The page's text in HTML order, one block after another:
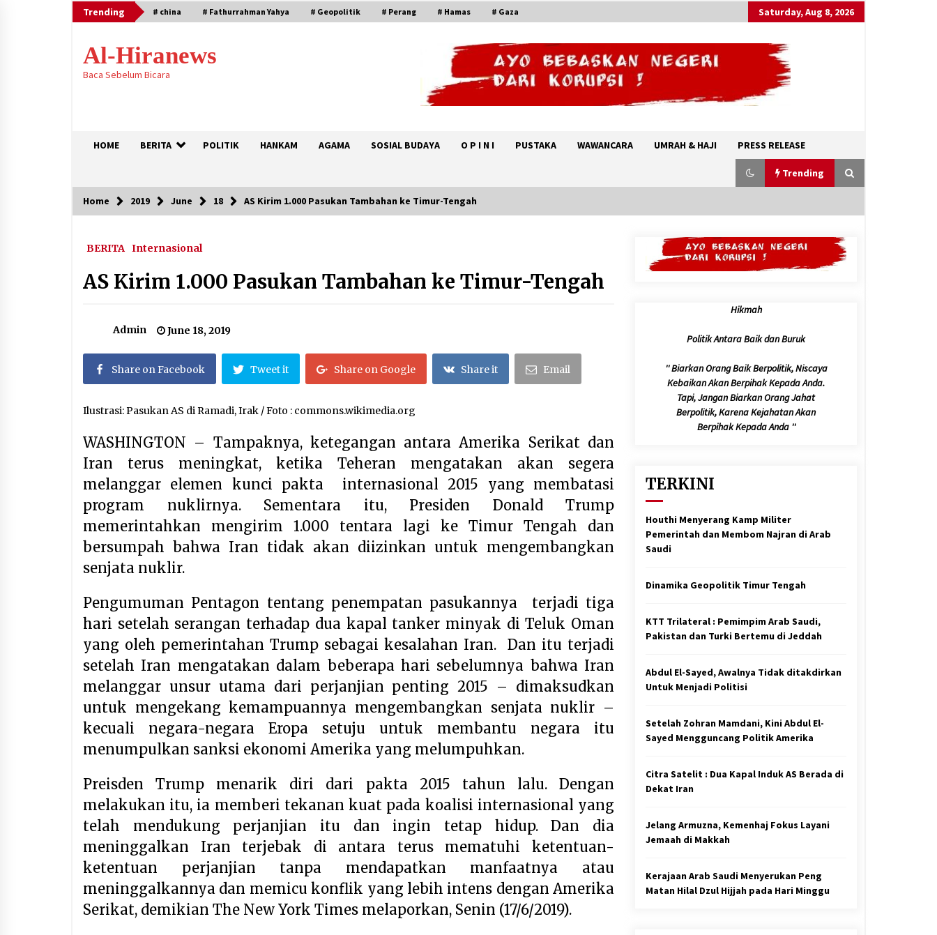
Skip
to
Trending # china # Fathurrahman Yahya # Geopolitik # Perang # Hamas # Gaza Saturday, Aug 8, 2026
Al-Hiranews
Baca Sebelum Bicara
HOME BERITA POLITIK HANKAM AGAMA SOSIAL BUDAYA O P I N I PUSTAKA WAWANCARA UMRAH & HAJI PRESS RELEASE
Trending
Trending
Houthi Menyerang Kamp Militer
Arab Saudi
August 7, 2026
di Jeddah
August 7, 2026
Abdul El-Sayed, Awalnya Tidak
ditakdirkan Untuk Menjadi Politisi
Abdul El-Sayed Mengguncang
Politik Amerika
August 7, 2026
May 17, 2026
Kerajaan Arab Saudi Menyerukan
Hari Minggu
Hari Keempat Operasional Haji
Bapenda Provinsi Banten Gandeng
Politisi PKB Gelar Penyuluhan
Optimalisasi Pajak Daerah di Kota
Tangerang
April 24, 2026
Jemaah Haji Indonesia Mulai
Berangkat Melalui Makkah Route,
Layanan Kian Mudah dan
Terintegrasi
April 23, 2026
Dilema Perang AS-Israel VS Iran:
Menang Kekuatan Tempur, Kalah
dalam Strategi
April 22, 2026
yang Mungkin Terjadi ?
February 7, 2026
Home 2019 June 18 AS Kirim 1.000 Pasukan Tambahan ke Timur-Tengah
BERITA Internasional
AS Kirim 1.000 Pasukan Tambahan ke Timur-Tengah
Admin June 18, 2019
Share on Facebook Tweet it Share on Google Share it Email
Ilustrasi: Pasukan AS di Ramadi, Irak / Foto : commons.wikimedia.org
WASHINGTON – Tampaknya, ketegangan antara Amerika Serikat dan
Iran terus meningkat, ketika Teheran mengatakan akan segera
melanggar elemen kunci pakta internasional 2015 yang membatasi
program nuklirnya. Sementara itu, Presiden Donald Trump
memerintahkan mengirim 1.000 tentara lagi ke Timur Tengah dan
bersumpah bahwa Iran tidak akan diizinkan untuk mengembangkan
senjata nuklir.
Pengumuman Pentagon tentang penempatan pasukannya terjadi tiga
hari setelah serangan terhadap dua kapal tanker minyak di Teluk Oman
yang oleh pemerintahan Trump sebagai kesalahan Iran. Dan itu terjadi
setelah Iran mengatakan dalam beberapa hari sebelumnya bahwa Iran
melanggar unsur utama dari perjanjian penting 2015 – dimaksudkan
untuk mengekang kemampuannya mengembangkan senjata nuklir –
kecuali negara-negara Eropa setuju untuk membantu negara itu
menumpulkan sanksi ekonomi Amerika yang melumpuhkan.
Preisden Trump menarik diri dari pakta 2015 tahun lalu. Dengan
melakukan itu, ia memberi tekanan kuat pada koalisi internasional yang
telah mendukung perjanjian itu dan ingin tetap hidup. Dan dia
meninggalkan Iran terjebak di antara terus mematuhi ketentuan-
ketentuan perjanjian tanpa mendapatkan manfaatnya atau
meninggalkannya dan memicu konflik yang lebih intens dengan Amerika
Serikat, demikian The New York Times melaporkan, Senin (17/6/2019).
Hikmah
Politik Antara Baik dan Buruk
'' Biarkan Orang Baik Berpolitik, Niscaya
Kebaikan Akan Berpihak Kepada Anda.
Tapi, Jangan Biarkan Orang Jahat
Berpolitik, Karena Kejahatan Akan
Berpihak Kepada Anda ''
TERKINI
Houthi Menyerang Kamp Militer
Pemerintah dan Membom Najran di Arab
Saudi
Dinamika Geopolitik Timur Tengah
KTT Trilateral : Pemimpim Arab Saudi,
Pakistan dan Turki Bertemu di Jeddah
Abdul El-Sayed, Awalnya Tidak ditakdirkan
Untuk Menjadi Politisi
Setelah Zohran Mamdani, Kini Abdul El-
Sayed Mengguncang Politik Amerika
Citra Satelit : Dua Kapal Induk AS Berada di
Dekat Iran
Jelang Armuzna, Kemenhaj Fokus Layani
Jemaah di Makkah
Kerajaan Arab Saudi Menyerukan Peng
Matan Hilal Dzul Hijjah pada Hari Minggu